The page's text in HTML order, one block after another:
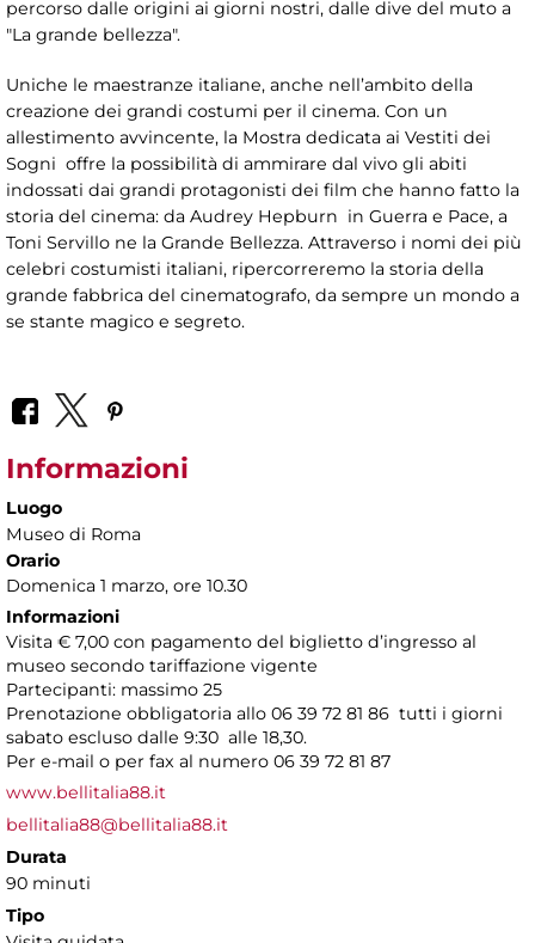
percorso dalle origini ai giorni nostri, dalle dive del muto a
"La grande bellezza".
Uniche le maestranze italiane, anche nell’ambito della
creazione dei grandi costumi per il cinema. Con un
allestimento avvincente, la Mostra dedicata ai Vestiti dei
Sogni offre la possibilità di ammirare dal vivo gli abiti
indossati dai grandi protagonisti dei film che hanno fatto la
storia del cinema: da Audrey Hepburn in Guerra e Pace, a
Toni Servillo ne la Grande Bellezza. Attraverso i nomi dei più
celebri costumisti italiani, ripercorreremo la storia della
grande fabbrica del cinematografo, da sempre un mondo a
se stante magico e segreto.
Informazioni
Luogo
Museo di Roma
Orario
Domenica 1 marzo, ore 10.30
Informazioni
Visita € 7,00 con pagamento del biglietto d’ingresso al
museo secondo tariffazione vigente
Partecipanti: massimo 25
Prenotazione obbligatoria allo 06 39 72 81 86 tutti i giorni
sabato escluso dalle 9:30 alle 18,30.
Per e-mail o per fax al numero 06 39 72 81 87
www.bellitalia88.it
bellitalia88@bellitalia88.it
Durata
90 minuti
Tipo